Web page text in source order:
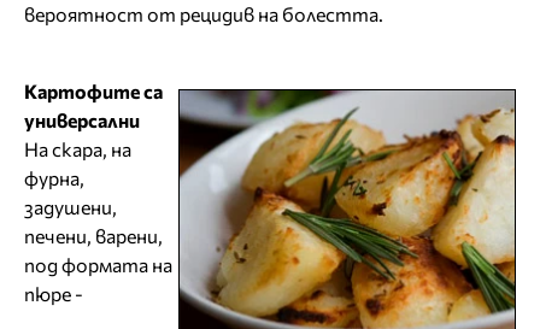
вероятност от рецидив на болестта.
Картофите са
универсални
На скара, на
фурна,
задушени,
печени, варени,
под формата на
пюре -